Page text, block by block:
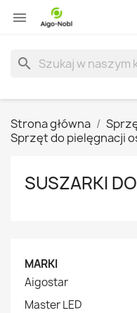

search
Strona główna
Sprzęt do pielęgnacji
SUSZARKI
MARKI
Aigostar
Master LED